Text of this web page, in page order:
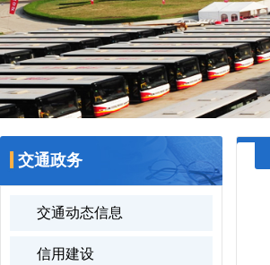
交通政务
交通动态信息
信用建设